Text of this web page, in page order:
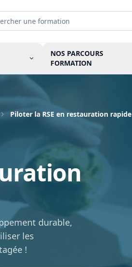
NOS PARCOURS
FORMATION
Piloter la RSE en restauration rapide
durable,
les
!